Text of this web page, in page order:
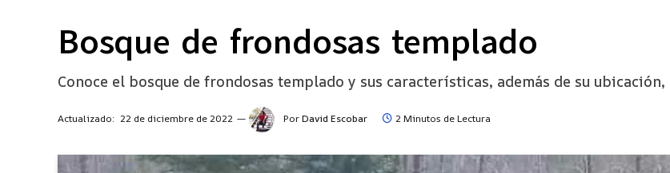
Bosque de frondosas templado
Conoce el bosque de frondosas templado y sus características, además de su
Actualizado: 22 de diciembre de 2022 PorDavid Escobar 2 Minutos de Lectura